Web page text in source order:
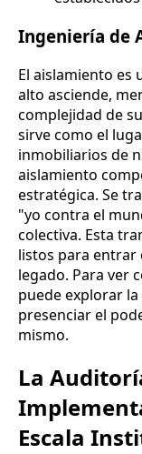
Ingeniería de
El aislamiento es
alto asciende,
complejidad de
sirve como el
inmobiliarios de
aislamiento
estratégica. Se
"yo contra el
colectiva. Esta
listos para entrar
legado. Para ver
puede explorar la
presenciar el
mismo.
La
Escala